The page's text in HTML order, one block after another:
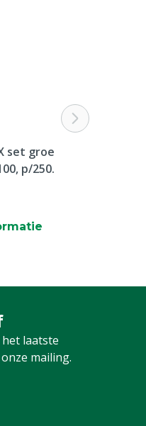
set groen
p/250,
M0409829
laatste
mailing.